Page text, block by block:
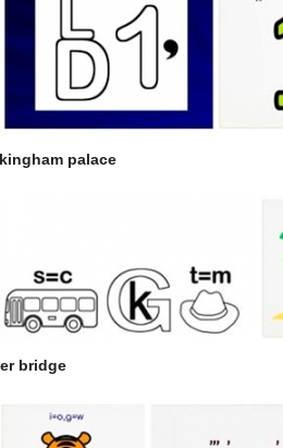
palace
bridge